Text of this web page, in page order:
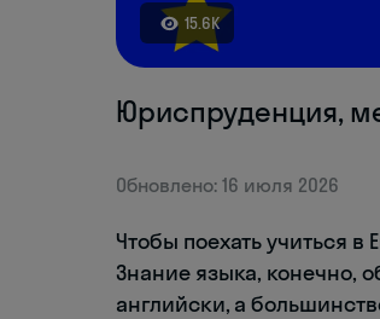
15.6K
Юриспруденция,
Обновлено: 16 июля 2026
Чтобы поехать учиться в
Знание языка, конечно,
английски, а